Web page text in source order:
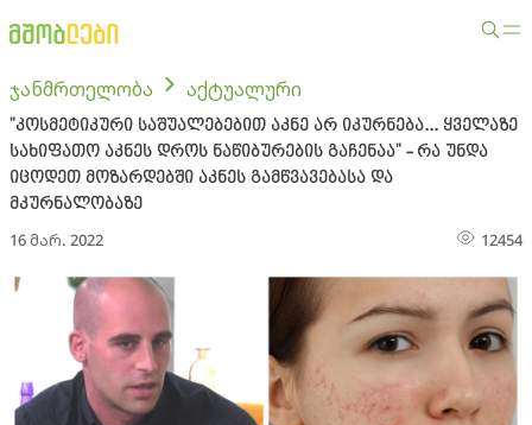
ჯანმრთელობა აქტუალური
"კოსმეტიკური საშუალებებით აკნე არ იკურნება... ყველაზე
სახიფათო აკნეს დროს ნაწიბურების გაჩენაა" - რა უნდა
იცოდეთ მოზარდებში აკნეს გამწვავებასა და
მკურნალობაზე
16 მარ. 2022 12454